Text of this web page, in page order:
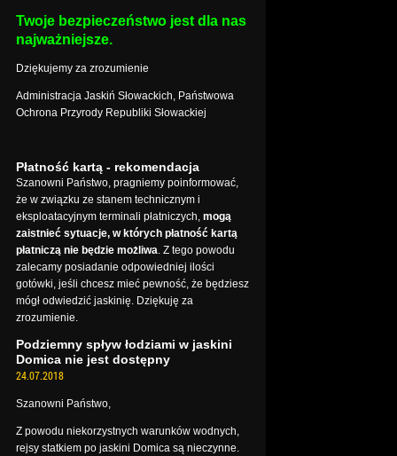
Twoje bezpieczeństwo jest dla nas
najważniejsze.
Dziękujemy za zrozumienie
Administracja Jaskiń Słowackich, Państwowa
Ochrona Przyrody Republiki Słowackiej
Płatność kartą - rekomendacja
Szanowni Państwo, pragniemy poinformować,
że w związku ze stanem technicznym i
eksploatacyjnym terminali płatniczych, mogą
zaistnieć sytuacje, w których płatność kartą
płatniczą nie będzie możliwa. Z tego powodu
zalecamy posiadanie odpowiedniej ilości
gotówki, jeśli chcesz mieć pewność, że będziesz
mógł odwiedzić jaskinię. Dziękuję za
zrozumienie.
Podziemny spływ łodziami w jaskini
Domica nie jest dostępny
24.07.2018
Szanowni Państwo,
Z powodu niekorzystnych warunków wodnych,
rejsy statkiem po jaskini Domica są nieczynne.